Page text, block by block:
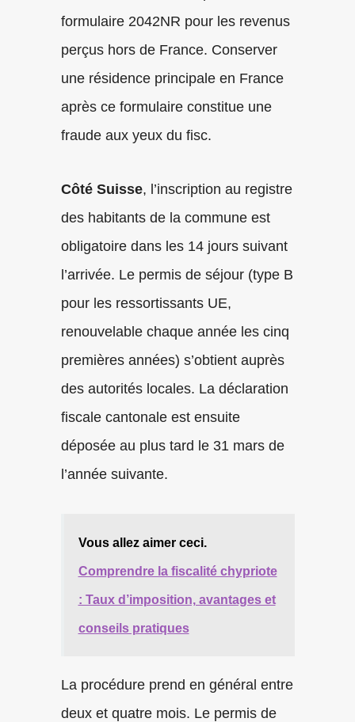
formulaire 2042NR pour les revenus
perçus hors de France. Conserver
une résidence principale en France
après ce formulaire constitue une
fraude aux yeux du fisc.
Côté Suisse, l’inscription au registre
des habitants de la commune est
obligatoire dans les 14 jours suivant
l’arrivée. Le permis de séjour (type B
pour les ressortissants UE,
renouvelable chaque année les cinq
premières années) s’obtient auprès
des autorités locales. La déclaration
fiscale cantonale est ensuite
déposée au plus tard le 31 mars de
l’année suivante.
Vous allez aimer ceci.
Comprendre la fiscalité chypriote
: Taux d’imposition, avantages et
conseils pratiques
La procédure prend en général entre
deux et quatre mois. Le permis de